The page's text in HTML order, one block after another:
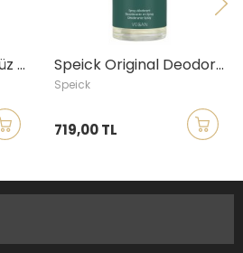
Speick Men Active Yüz Bakım Kremi, 30ml Speick Original Deodorant Sprey, 75ml
Speick
719,00 TL